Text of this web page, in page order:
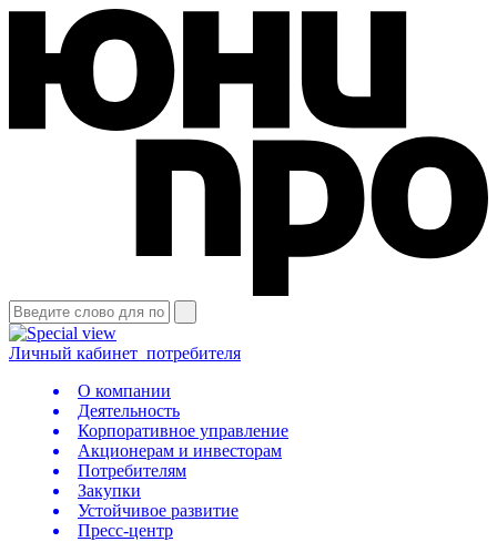
Личный кабинет потребителя
О компании
Деятельность
Корпоративное управление
Акционерам и инвесторам
Потребителям
Закупки
Устойчивое развитие
Пресс-центр